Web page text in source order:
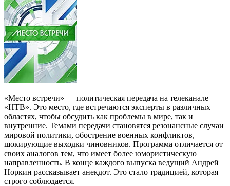
«Место встречи» — политическая передача на телеканале
«НТВ». Это место, где встречаются эксперты в различных
областях, чтобы обсудить как проблемы в мире, так и
внутренние. Темами передачи становятся резонансные случаи
мировой политики, обострение военных конфликтов,
шокирующие выходки чиновников. Программа отличается от
своих аналогов тем, что имеет более юмористическую
направленность. В конце каждого выпуска ведущий Андрей
Норкин рассказывает анекдот. Это стало традицией, которая
строго соблюдается.